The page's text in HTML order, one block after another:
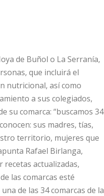
de Buñol o La Serranía,
que incluirá el
nutricional, así como
a sus colegiados,
su comarca: “buscamos 34
sus madres, tías,
territorio, mujeres que
Rafael Birlanga,
actualizadas,
las comarcas esté
de las 34 comarcas de la